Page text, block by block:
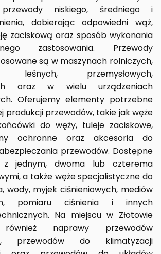
przewody niskiego, średniego i
dobierając odpowiedni wąż,
zaciskową oraz sposób wykonania
zastosowania. Przewody
są w maszynach rolniczych,
leśnych, przemysłowych,
oraz w wielu urządzeniach
Oferujemy elementy potrzebne
produkcji przewodów, takie jak węże
do węży, tuleje zaciskowe,
ochronne oraz akcesoria do
przewodów. Dostępne
jednym, dwoma lub czterema
a także węże specjalistyczne do
wody, myjek ciśnieniowych, mediów
pomiaru ciśnienia i innych
Na miejscu w Złotowie
również naprawy przewodów
przewodów do klimatyzacji